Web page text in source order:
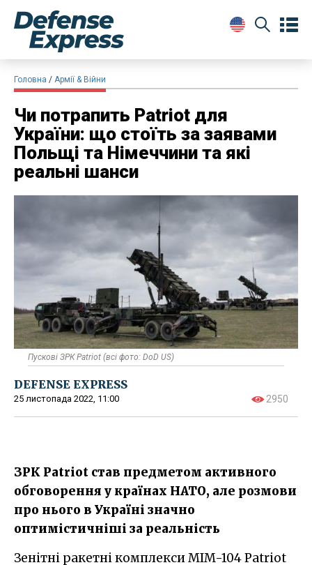
Головна Армії & Війни
Чи потрапить Patriot для
України: що стоїть за заявами
Польщі та Німеччини та які
реальні шанси
Пускові ЗРК Patriot (всі фото: DoD US)
DEFENSE EXPRESS
25 листопада 2022, 11:00 2950
ЗРК Patriot став предметом активного
обговорення у країнах НАТО, але розмови
про нього в Україні значно
оптимістичніші за реальність
Зенітні ракетні комплекси MIM-104 Patriot